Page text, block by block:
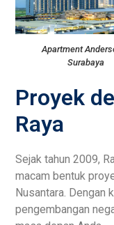
Apartment
Surabaya
Proyek
Raya
Sejak tahun 2009,
macam bentuk
Nusantara. Dengan
pengembangan